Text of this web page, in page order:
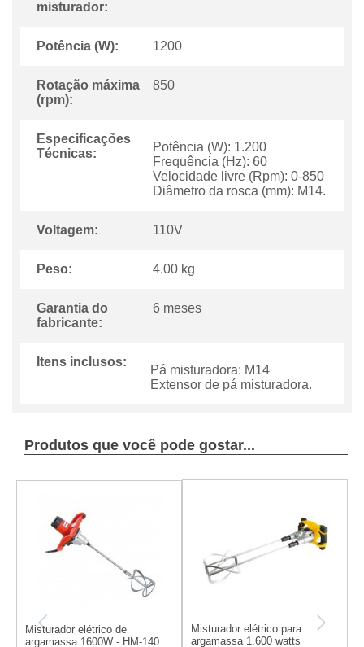
misturador:
Potência (W): 1200
Rotação máxima
(rpm):
850
Especificações
Técnicas:
Potência (W): 1.200
Frequência (Hz): 60
Velocidade livre (Rpm): 0-850
Diâmetro da rosca (mm): M14.
Voltagem: 110V
Peso: 4.00 kg
Garantia do
fabricante:
6 meses
Itens inclusos:
Pá misturadora: M14
Extensor de pá misturadora.
Produtos que você pode gostar...
Misturador elétrico de
argamassa 1600W - HM-140
Misturador elétrico para
argamassa 1.600 watts